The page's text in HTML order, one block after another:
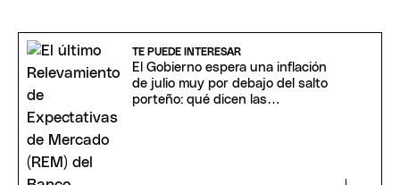
TE PUEDE INTERESAR
El Gobierno espera una inflación
de julio muy por debajo del salto
porteño: qué dicen las